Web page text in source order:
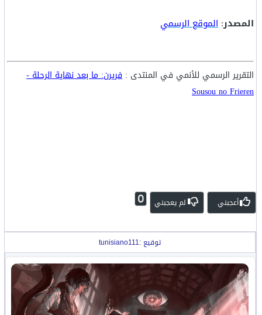
المصدر: الموقع الرسمي
التقرير الرسمي للأنمي في المنتدى : فريرن: ما بعد نهاية الرحلة -
Sousou no Frieren
أعجبني لم يعجبني 0
توقيع :tunisiano111